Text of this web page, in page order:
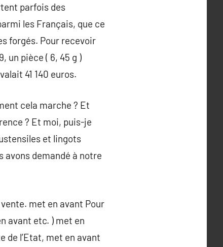
parfois des
les Français, que ce
forgés. Pour recevoir
un pièce ( 6, 45 g )
41 140 euros.
cela marche ? Et
? Et moi, puis-je
et lingots
avons demandé à notre
met en avant Pour
avant etc. ) met en
de l’Etat, met en avant